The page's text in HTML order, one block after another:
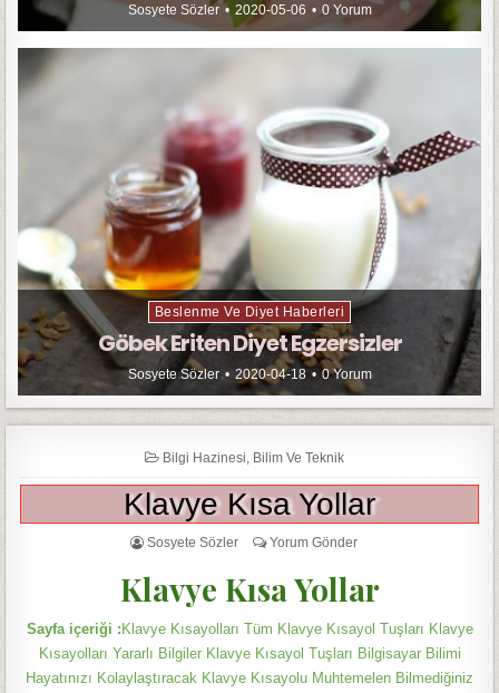
Sosyete Sözler 2020-05-06 0 Yorum
Beslenme Ve Diyet Haberleri
Göbek Eriten Diyet Egzersizler
Sosyete Sözler 2020-04-18 0 Yorum
Bilgi Hazinesi Bilim Ve Teknik
Klavye Kısa Yollar
Sosyete Sözler Yorum Gönder
Klavye Kısa Yollar
Sayfa içeriği : Klavye Kısayolları Tüm Klavye Kısayol Tuşları Klavye
Kısayolları Yararlı Bilgiler Klavye Kısayol Tuşları Bilgisayar Bilimi
Hayatınızı Kolaylaştıracak Klavye Kısayolu Muhtemelen Bilmediğiniz